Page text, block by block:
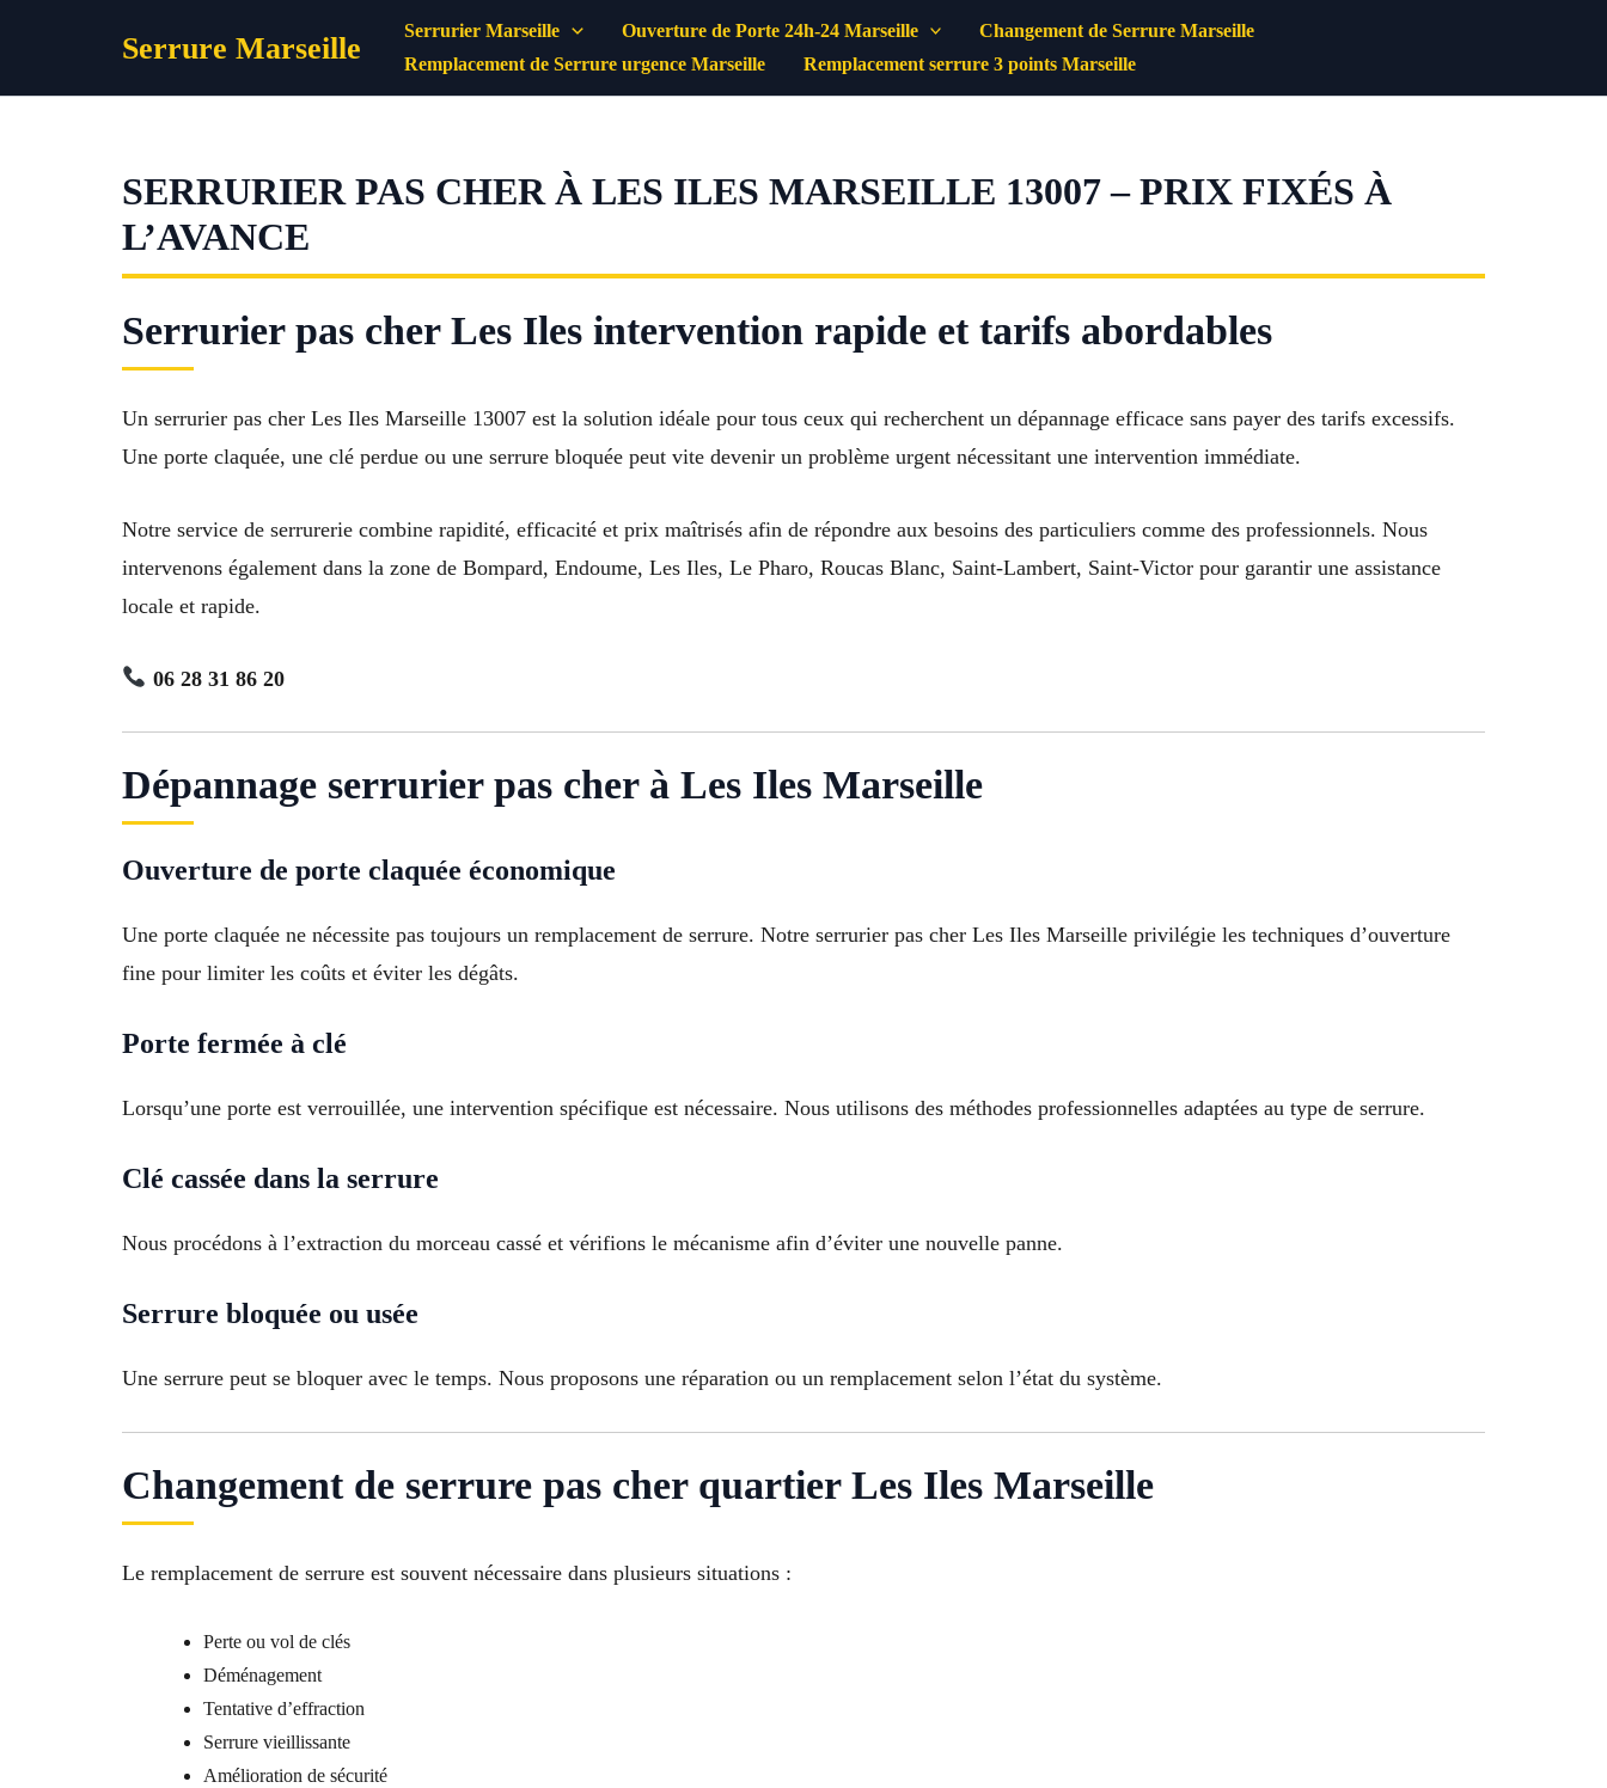
Serrure Marseille Serrurier Marseille Ouverture de Porte 24h-24 Marseille
Changement de Serrure Marseille
Remplacement de Serrure urgence Marseille
Remplacement serrure 3 points Marseille
SERRURIER PAS CHER À LES ILES MARSEILLE 13007 – PRIX FIXÉS À
L’AVANCE
Serrurier pas cher Les Iles intervention rapide et tarifs abordables
Un serrurier pas cher Les Iles Marseille 13007 est la solution idéale pour tous ceux qui recherchent un dépannage efficace sans payer des tarifs excessifs.
Une porte claquée, une clé perdue ou une serrure bloquée peut vite devenir un problème urgent nécessitant une intervention immédiate.
Notre service de serrurerie combine rapidité, efficacité et prix maîtrisés afin de répondre aux besoins des particuliers comme des professionnels. Nous
intervenons également dans la zone de Bompard, Endoume, Les Iles, Le Pharo, Roucas Blanc, Saint-Lambert, Saint-Victor pour garantir une assistance
locale et rapide.
06 28 31 86 20
Dépannage serrurier pas cher à Les Iles Marseille
Ouverture de porte claquée économique
Une porte claquée ne nécessite pas toujours un remplacement de serrure. Notre serrurier pas cher Les Iles Marseille privilégie les techniques d’ouverture
fine pour limiter les coûts et éviter les dégâts.
Porte fermée à clé
Lorsqu’une porte est verrouillée, une intervention spécifique est nécessaire. Nous utilisons des méthodes professionnelles adaptées au type de serrure.
Clé cassée dans la serrure
Nous procédons à l’extraction du morceau cassé et vérifions le mécanisme afin d’éviter une nouvelle panne.
Serrure bloquée ou usée
Une serrure peut se bloquer avec le temps. Nous proposons une réparation ou un remplacement selon l’état du système.
Changement de serrure pas cher quartier Les Iles Marseille
Le remplacement de serrure est souvent nécessaire dans plusieurs situations :
Perte ou vol de clés
Déménagement
Tentative d’effraction
Serrure vieillissante
Amélioration de sécurité